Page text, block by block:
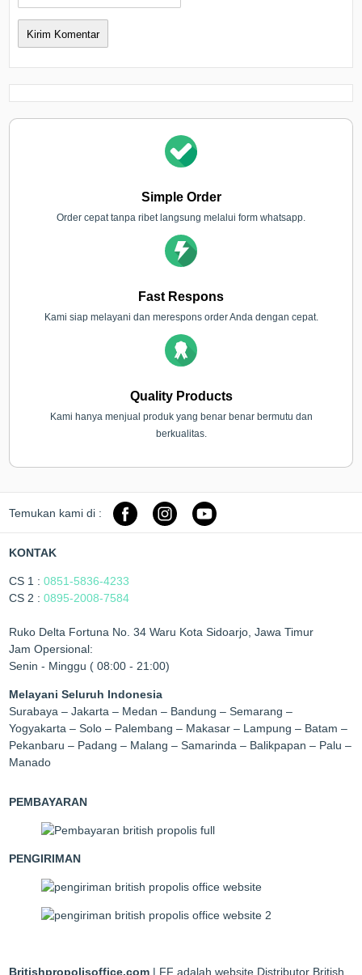
Simple Order
Order cepat tanpa ribet langsung melalui form whatsapp.
Fast Respons
Kami siap melayani dan merespons order Anda dengan cepat.
Quality Products
Kami hanya menjual produk yang benar benar bermutu dan
berkualitas.
Temukan kami di :
KONTAK
CS 1 :0851-5836-4233
CS 2 :0895-2008-7584
Ruko Delta Fortuna No. 34 Waru Kota Sidoarjo, Jawa Timur
Jam Opersional:
Senin - Minggu ( 08:00 - 21:00)
Melayani Seluruh Indonesia
Surabaya – Jakarta – Medan – Bandung – Semarang –
Yogyakarta – Solo – Palembang – Makasar – Lampung – Batam –
Pekanbaru – Padang – Malang – Samarinda – Balikpapan – Palu –
Manado
PEMBAYARAN
PENGIRIMAN
Britishpropolisoffice.com | FF adalah website Distributor British